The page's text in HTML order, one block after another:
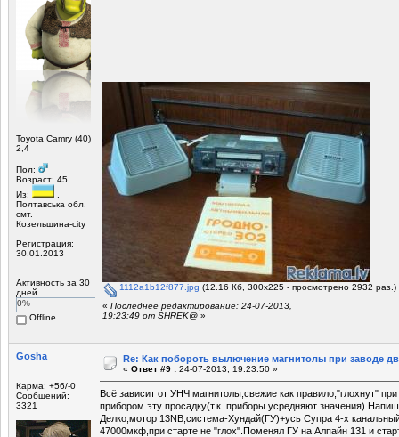
Toyota Camry (40)
2,4
Пол:
Возраст: 45
Из:
Полтавська обл.
смт.
Козельщина-city
Регистрация:
30.01.2013
Активность за 30
дней
0%
Offline
1112a1b12f877.jpg (12.16 Кб, 300x225 - просмотрено 2932 раз.)
« Последнее редактирование: 24-07-2013,
19:23:49 от SHREK@ »
Gosha
Карма: +56/-0
Сообщений:
3321
Re: Как побороть вылючение магнитолы при заводе
« Ответ #9 : 24-07-2013, 19:23:50 »
Всё зависит от УНЧ магнитолы,свежие как правило,"глохнут"
прибором эту просадку(т.к. приборы усредняют
Делко,мотор 13NB,система-Хундай(ГУ)+усь Супра 4-х
47000мкф,при старте не "глох".Поменял ГУ на Алпайн 131 и